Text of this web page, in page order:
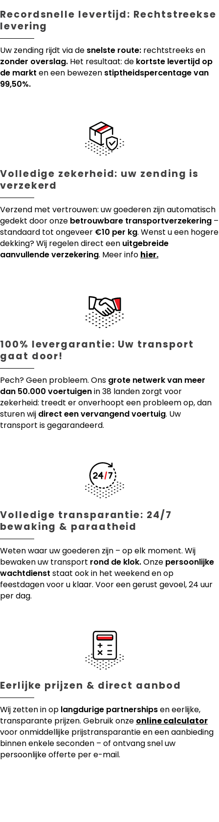
Recordsnelle levertijd: Rechtstreekse
levering
Uw zending rijdt via de snelste route: rechtstreeks en
zonder overslag. Het resultaat: de kortste levertijd op
de markt en een bewezen stiptheidspercentage van
99,50%.
Volledige zekerheid: uw zending is
verzekerd
Verzend met vertrouwen: uw goederen zijn automatisch
gedekt door onze betrouwbare transportverzekering –
standaard tot ongeveer €10 per kg. Wenst u een hogere
dekking? Wij regelen direct een uitgebreide
aanvullende verzekering. Meer info hier.
100% levergarantie: Uw transport
gaat door!
Pech? Geen probleem. Ons grote netwerk van meer
dan 50.000 voertuigenin 38 landen zorgt voor
zekerheid: treedt er onverhoopt een probleem op, dan
sturen wij direct een vervangend voertuig. Uw
transport is gegarandeerd.
Volledige transparantie: 24/7
bewaking & paraatheid
Weten waar uw goederen zijn – op elk moment. Wij
bewaken uw transport rond de klok.Onze persoonlijke
wachtdienst staat ook in het weekend en op
feestdagen voor u klaar. Voor een gerust gevoel, 24 uur
per dag.
Eerlijke prijzen & direct aanbod
Wij zetten in op langdurige partnershipsen eerlijke,
transparante prijzen. Gebruik onze online calculator
voor onmiddellijke prijstransparantie en een aanbieding
binnen enkele seconden – of ontvang snel uw
persoonlijke offerte per e-mail.